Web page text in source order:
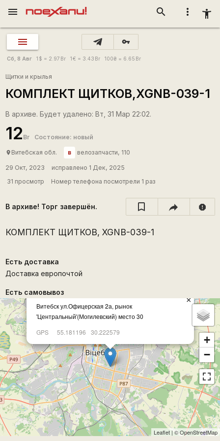
more_vert accessibility_new
search
menu
vpn_key
Сб, 8 Авг 1 $ = 2.97 Br 1€ = 3.43 Br 100₴ = 6.65 Br
Щитки и крылья
КОМПЛЕКТ ЩИТКОВ,XGNB-039-1
В архиве. Будет удалено: Вт, 31 Мар 22:02.
12 Br Состояние: новый
place Витебская обл. в велозапчасти, 110
29 Окт, 2023
исправлено 1 Дек, 2025
31 просмотр
Номер телефона посмотрели 1 раз
В архиве! Торг завершён. report
КОМПЛЕКТ ЩИТКОВ, XGNB-039-1
Есть доставка
Доставка европочтой
Есть самовывоз
Витебск ул.Офицерская 2а, рынок
'Центральный'(Могилевский) место 30
GPS
55.181196 30.222579
×
+
−
Leaflet | ©OpenStreetMap